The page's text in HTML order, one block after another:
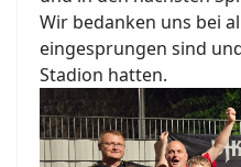
Wir bedanken uns bei
eingesprungen sind
Stadion hatten.